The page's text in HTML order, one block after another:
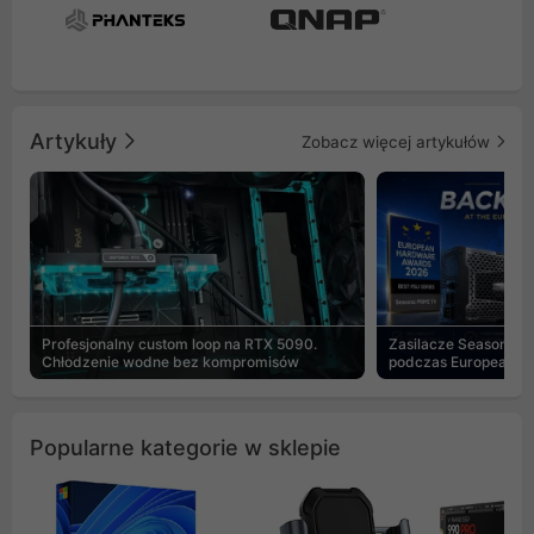
Artykuły Zobacz więcej artykułów
Profesjonalny custom loop na RTX 5090.
Chłodzenie wodne bez kompromisów
Zasilacze Seasonic
podczas European
Popularne kategorie w sklepie